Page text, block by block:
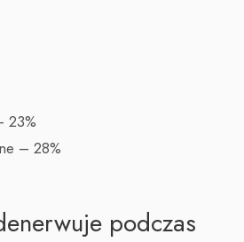
23%
– 28%
podczas